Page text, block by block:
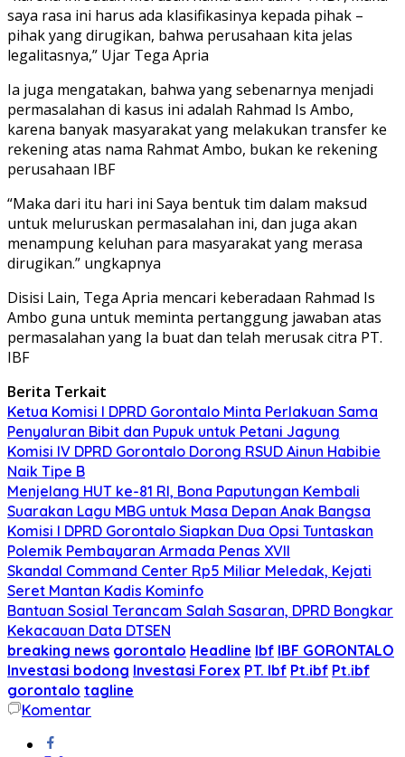
saya rasa ini harus ada klasifikasinya kepada pihak –
pihak yang dirugikan, bahwa perusahaan kita jelas
legalitasnya,” Ujar Tega Apria
Ia juga mengatakan, bahwa yang sebenarnya menjadi
permasalahan di kasus ini adalah Rahmad Is Ambo,
karena banyak masyarakat yang melakukan transfer ke
rekening atas nama Rahmat Ambo, bukan ke rekening
perusahaan IBF
“Maka dari itu hari ini Saya bentuk tim dalam maksud
untuk meluruskan permasalahan ini, dan juga akan
menampung keluhan para masyarakat yang merasa
dirugikan.” ungkapnya
Disisi Lain, Tega Apria mencari keberadaan Rahmad Is
Ambo guna untuk meminta pertanggung jawaban atas
permasalahan yang Ia buat dan telah merusak citra PT.
IBF
Berita Terkait
Ketua Komisi I DPRD Gorontalo Minta Perlakuan Sama
Penyaluran Bibit dan Pupuk untuk Petani Jagung
Komisi IV DPRD Gorontalo Dorong RSUD Ainun Habibie
Naik Tipe B
Menjelang HUT ke-81 RI, Bona Paputungan Kembali
Suarakan Lagu MBG untuk Masa Depan Anak Bangsa
Komisi I DPRD Gorontalo Siapkan Dua Opsi Tuntaskan
Polemik Pembayaran Armada Penas XVII
Skandal Command Center Rp5 Miliar Meledak, Kejati
Seret Mantan Kadis Kominfo
Bantuan Sosial Terancam Salah Sasaran, DPRD Bongkar
Kekacauan Data DTSEN
breaking news gorontalo Headline Ibf IBF GORONTALO
Investasi bodong Investasi Forex PT. Ibf Pt.ibf Pt.ibf
gorontalo tagline
Komentar